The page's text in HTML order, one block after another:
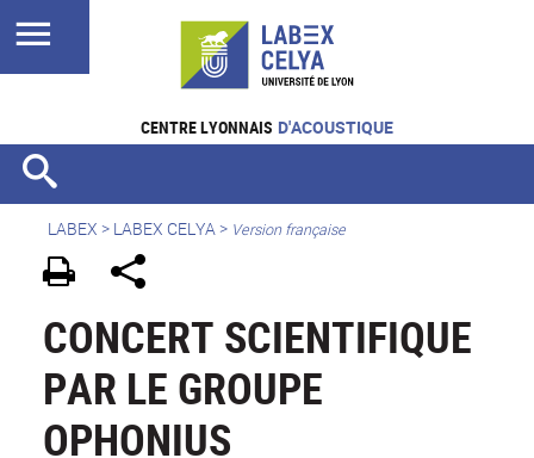
CENTRE LYONNAIS D'ACOUSTIQUE
LABEX > LABEX CELYA> Version française
CONCERT SCIENTIFIQUE
PAR LE GROUPE
OPHONIUS